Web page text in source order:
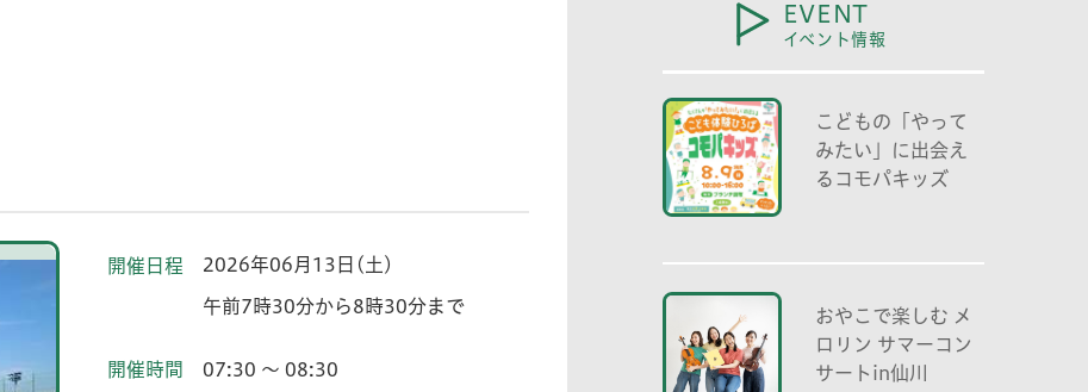
開催日程 2026年06月13日(土)
午前7時30分から8時30分まで
開催時間 07:30 ～ 08:30
EVENT
イベント情報
こどもの「やって
みたい」に出会え
るコモパキッズ
おやこで楽しむ メ
ロリン サマーコン
サートin仙川